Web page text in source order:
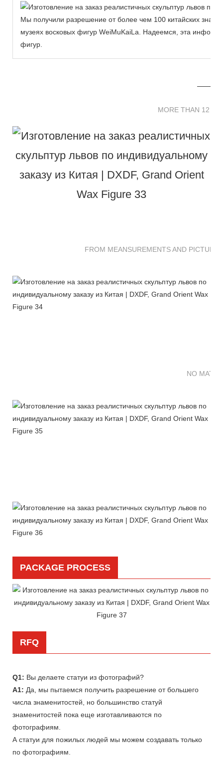
Мы получили разрешение от более чем 100 китайских
музеях восковых фигур WeiMuKaiLa. Надеемся, эта
фигур.
MORE THAN 12
FROM MEANSUREMENTS AND
NO
PACKAGE PROCESS
RFQ
Q1: Вы делаете статуи из фотографий?
A1: Да, мы пытаемся получить разрешение от большего
числа знаменитостей, но большинство статуй
знаменитостей пока еще изготавливаются по
фотографиям.
А статуи для пожилых людей мы можем создавать только
по фотографиям.